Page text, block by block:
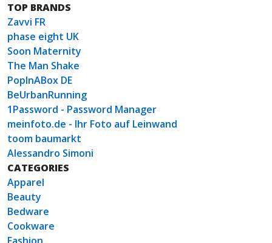
TOP BRANDS
Zavvi FR
phase eight UK
Soon Maternity
The Man Shake
PopInABox DE
BeUrbanRunning
1Password - Password Manager
meinfoto.de - Ihr Foto auf Leinwand
toom baumarkt
Alessandro Simoni
CATEGORIES
Apparel
Beauty
Bedware
Cookware